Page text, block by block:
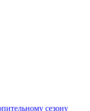
сезону